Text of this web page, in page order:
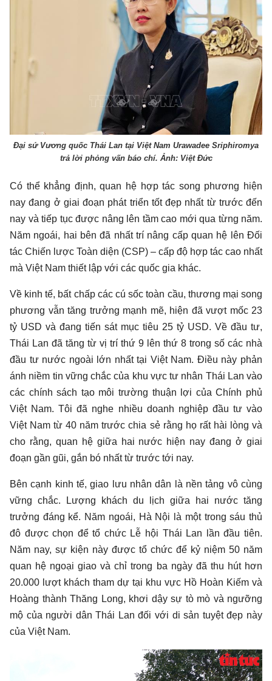
Đại sứ Vương quốc Thái Lan tại Việt Nam Urawadee Sriphiromya
trả lời phỏng vấn báo chí. Ảnh: Việt Đức
Có thể khẳng định, quan hệ hợp tác song phương hiện
nay đang ở giai đoạn phát triển tốt đẹp nhất từ trước đến
nay và tiếp tục được nâng lên tầm cao mới qua từng năm.
Năm ngoái, hai bên đã nhất trí nâng cấp quan hệ lên Đối
tác Chiến lược Toàn diện (CSP) – cấp độ hợp tác cao nhất
mà Việt Nam thiết lập với các quốc gia khác.
Về kinh tế, bất chấp các cú sốc toàn cầu, thương mại song
phương vẫn tăng trưởng mạnh mẽ, hiện đã vượt mốc 23
tỷ USD và đang tiến sát mục tiêu 25 tỷ USD. Về đầu tư,
Thái Lan đã tăng từ vị trí thứ 9 lên thứ 8 trong số các nhà
đầu tư nước ngoài lớn nhất tại Việt Nam. Điều này phản
ánh niềm tin vững chắc của khu vực tư nhân Thái Lan vào
các chính sách tạo môi trường thuận lợi của Chính phủ
Việt Nam. Tôi đã nghe nhiều doanh nghiệp đầu tư vào
Việt Nam từ 40 năm trước chia sẻ rằng họ rất hài lòng và
cho rằng, quan hệ giữa hai nước hiện nay đang ở giai
đoạn gần gũi, gắn bó nhất từ trước tới nay.
Bên cạnh kinh tế, giao lưu nhân dân là nền tảng vô cùng
vững chắc. Lượng khách du lịch giữa hai nước tăng
trưởng đáng kể. Năm ngoái, Hà Nội là một trong sáu thủ
đô được chọn để tổ chức Lễ hội Thái Lan lần đầu tiên.
Năm nay, sự kiện này được tổ chức để kỷ niệm 50 năm
quan hệ ngoại giao và chỉ trong ba ngày đã thu hút hơn
20.000 lượt khách tham dự tại khu vực Hồ Hoàn Kiếm và
Hoàng thành Thăng Long, khơi dậy sự tò mò và ngưỡng
mộ của người dân Thái Lan đối với di sản tuyệt đẹp này
của Việt Nam.